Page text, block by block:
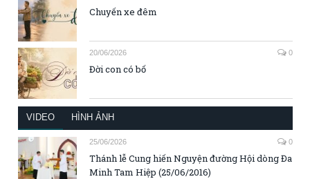
Chuyến xe đêm
20/06/2026 0
Đời con có bố
VIDEO HÌNH ẢNH
25/06/2026 0
Thánh lễ Cung hiến Nguyện đường Hội dòng Đa
Minh Tam Hiệp (25/06/2016)